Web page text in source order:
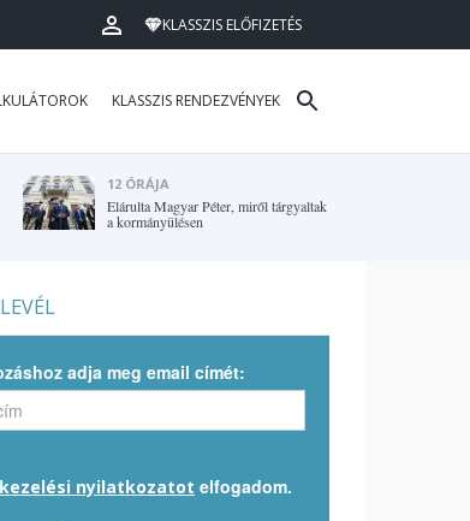
KLASSZIS ELŐFIZETÉS
KLASSZIS RENDEZVÉNYEK
12 ÓRÁJA
Elárulta Magyar Péter, miről tárgyaltak
a kormányülésen
adja meg email címét:
nyilatkozatot elfogadom.